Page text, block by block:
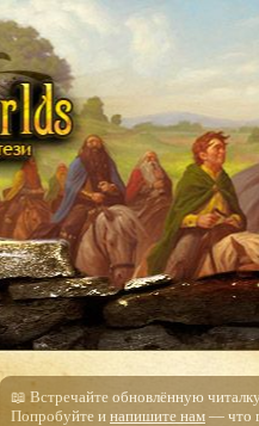
📖 Встречайте обновлённую
Попробуйте и напишите нам — что